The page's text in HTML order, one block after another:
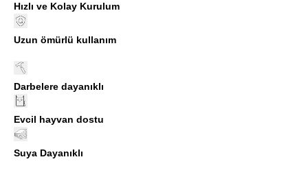
Hızlı ve Kolay Kurulum
Uzun ömürlü kullanım
Darbelere dayanıklı
Evcil hayvan dostu
Suya Dayanıklı